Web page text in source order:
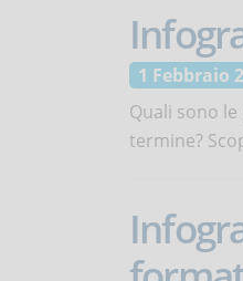
1 Febbraio
Quali sono
termine?